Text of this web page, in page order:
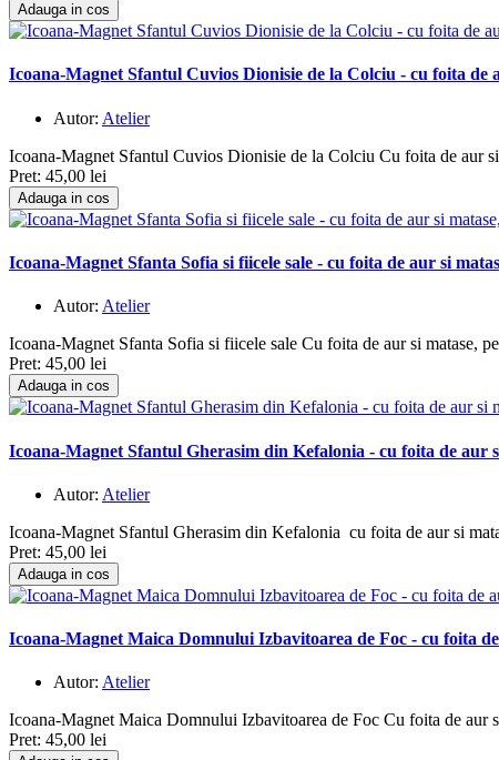
Adauga in cos
Icoana-Magnet Sfantul Cuvios Dionisie de la Colciu - cu foita de
Autor: Atelier
Icoana-Magnet Sfantul Cuvios Dionisie de la Colciu Cu foita de aur
Pret: 45,00 lei
Adauga in cos
Icoana-Magnet Sfanta Sofia si fiicele sale - cu foita de aur si
Autor: Atelier
Icoana-Magnet Sfanta Sofia si fiicele sale Cu foita de aur si matase,
Pret: 45,00 lei
Adauga in cos
Icoana-Magnet Sfantul Gherasim din Kefalonia - cu foita de aur
Autor: Atelier
Icoana-Magnet Sfantul Gherasim din Kefalonia cu foita de aur si
Pret: 45,00 lei
Adauga in cos
Icoana-Magnet Maica Domnului Izbavitoarea de Foc - cu foita
Autor: Atelier
Icoana-Magnet Maica Domnului Izbavitoarea de Foc Cu foita de
Pret: 45,00 lei